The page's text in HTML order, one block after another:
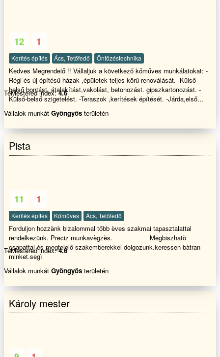
12 1
Kerítés építés Ács, Tetőfedő Öntözéstechnika
Kedves Megrendelő !! Vállaljuk a következő kőműves munkálatokat: -
Régi és új építésű házak ,épületek teljes körű renoválását. -Külső -
belső bontást, átalakítást,vakolást, betonozást. gipszkartonozást. -
Külső-belső szigetelést. -Teraszok ,kerítések építését. -Járda,első
Garázsok és egyéb melléképületek építését. -Pergolák,pavilonok
gyártását. - Fűvágás bozott irtást minden féle kerti munkát ( fakivágást
,terprendezés, fűmagozást ,gyepesítést) - Ereszcsatorna takaritást
!!!!!!!
TeMestered index:4.6
Vállalok munkát Gyöngyös területén
Pista
11 1
Kerítés építés Kőműves Ács, Tetőfedő
Forduljon hozzànk bizalommal tőbb èves szakmai tapasztalattal
rendelkezünk. Preciz munkavègzès. Megbiszhatò
csapattal ès megfelelő szakemberekkel dolgozunk.keressen bàtran
minket.segì
TeMestered index:4.6
Vállalok munkát Gyöngyös területén
Károly mester